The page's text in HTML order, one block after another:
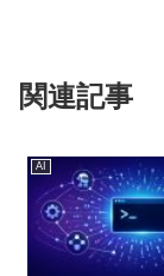
関連記事
AI